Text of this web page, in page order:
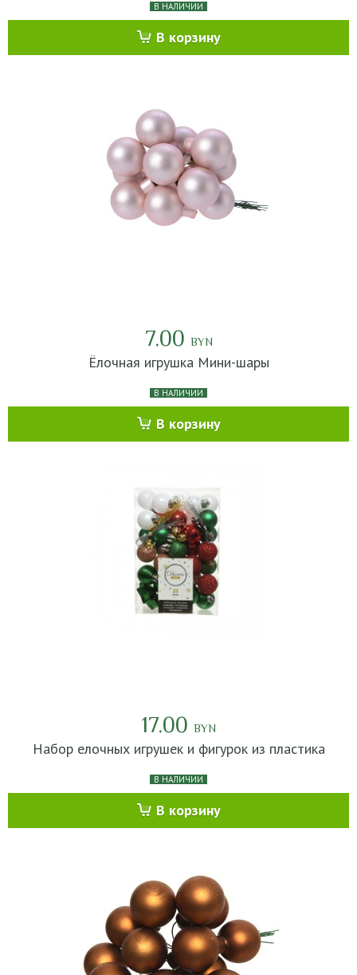
В НАЛИЧИИ
В корзину
7.00 BYN
Ёлочная игрушка Мини-шары
В НАЛИЧИИ
В корзину
17.00 BYN
Набор елочных игрушек и фигурок из пластика
В НАЛИЧИИ
В корзину